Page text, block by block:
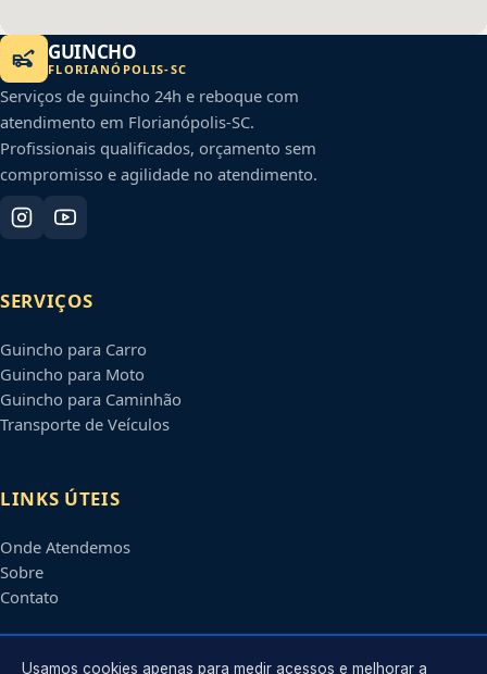
GUINCHO
FLORIANÓPOLIS-SC
Serviços de guincho 24h e reboque com
atendimento em Florianópolis-SC.
Profissionais qualificados, orçamento sem
compromisso e agilidade no atendimento.
SERVIÇOS
Guincho para Carro
Guincho para Moto
Guincho para Caminhão
Transporte de Veículos
LINKS ÚTEIS
Onde Atendemos
Sobre
Contato
Usamos cookies apenas para medir acessos e melhorar a